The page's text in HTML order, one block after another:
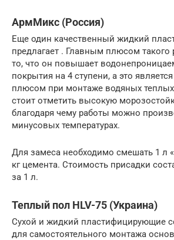
АрмМикс (Россия)
Еще один качественный жидкий
предлагает . Главным плюсом такого
то, что он повышает
покрытия на 4 ступени, а это
плюсом при монтаже водяных
стоит отметить высокую
благодаря чему работы можно
минусовых температурах.
Для замеса необходимо смешать 1 л
кг цемента. Стоимость присадки
за 1 л.
Теплый пол HLV-75 (Украина)
Сухой и жидкий пластифицирующие
для самостоятельного монтажа